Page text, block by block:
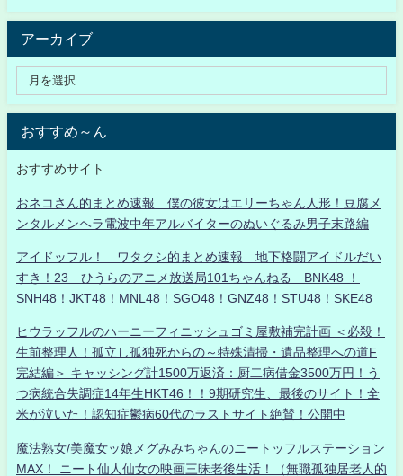
アーカイブ
おすすめ～ん
おすすめサイト
おネコさん的まとめ速報 僕の彼女はエリーちゃん人形！豆腐メ
ンタルメンヘラ電波中年アルバイターのぬいぐるみ男子末路編
アイドッフル！ ワタクシ的まとめ速報 地下格闘アイドルだい
すき！23 ひうらのアニメ放送局101ちゃんねる BNK48 ！
SNH48！JKT48！MNL48！SGO48！GNZ48！STU48！SKE48
ヒウラッフルのハーニーフィニッシュゴミ屋敷補完計画 ＜必殺！
生前整理人！孤立し孤独死からの～特殊清掃・遺品整理への道F
完結編＞ キャッシング計1500万返済：厨二病借金3500万円！う
つ病統合失調症14年生HKT46！！9期研究生、最後のサイト！全
米が泣いた！認知症鬱病60代のラストサイト絶賛！公開中
魔法熟女/美魔女ッ娘メグみみちゃんのニートッフルステーション
MAX！ ニート仙人仙女の映画三昧老後生活！（無職孤独居老人的